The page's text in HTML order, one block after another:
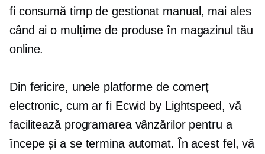
fi consumă timpde gestionat manual, mai ales
când ai o mulțime de produse în magazinul tău
online.
Din fericire, unele platforme de comerț
electronic, cum ar fi Ecwid by Lightspeed, vă
facilitează programarea vânzărilor pentru a
începe și a se termina automat. În acest fel, vă